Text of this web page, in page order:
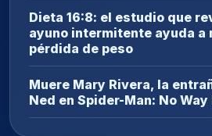
Dieta 16:8: el estudio que
ayuno intermitente ayuda a
pérdida de peso
Muere Mary Rivera, la
Ned en Spider-Man: No Way